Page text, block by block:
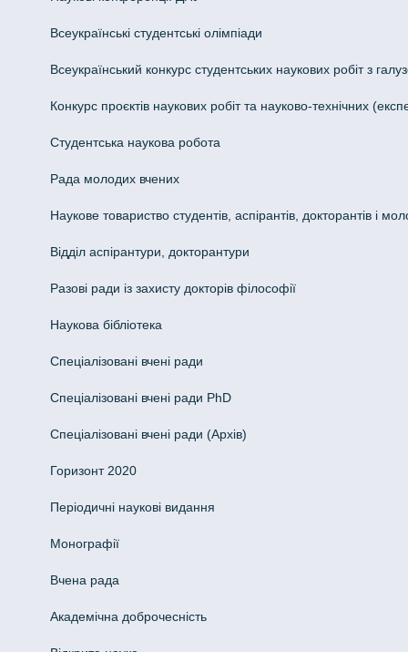
Всеукраїнські студентські олімпіади
Всеукраїнський конкурс студентських наукових робіт з
Конкурс проєктів наукових робіт та науково-технічних
Студентська наукова робота
Рада молодих вчених
Наукове товариство студентів, аспірантів, докторантів і
Відділ аспірантури, докторантури
Разові ради із захисту докторів філософії
Наукова бібліотека
Спеціалізовані вчені ради
Спеціалізовані вчені ради PhD
Спеціалізовані вчені ради (Архів)
Горизонт 2020
Періодичні наукові видання
Монографії
Вчена рада
Академічна доброчесність